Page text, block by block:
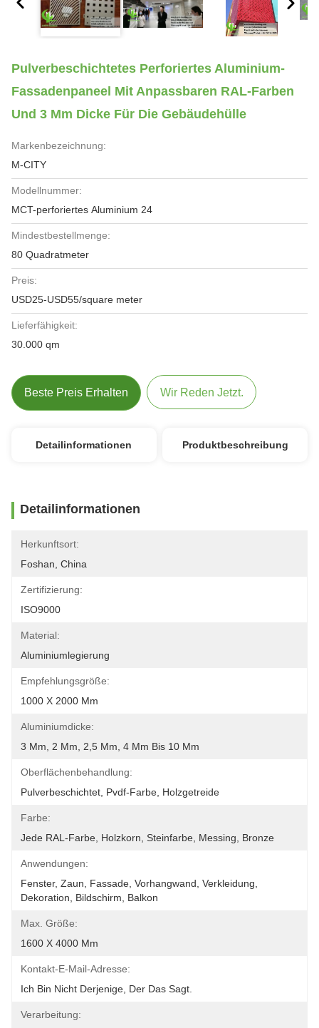
Pulverbeschichtetes Perforiertes Aluminium-
Fassadenpaneel Mit Anpassbaren RAL-Farben
Und 3 Mm Dicke Für Die Gebäudehülle
Markenbezeichnung:
M-CITY
Modellnummer:
MCT-perforiertes Aluminium 24
Mindestbestellmenge:
80 Quadratmeter
Preis:
USD25-USD55/square meter
Lieferfähigkeit:
30.000 qm
Beste Preis Erhalten Wir Reden Jetzt.
Detailinformationen Produktbeschreibung
Detailinformationen
Herkunftsort:
Foshan, China
Zertifizierung:
ISO9000
Material:
Aluminiumlegierung
Empfehlungsgröße:
1000 X 2000 Mm
Aluminiumdicke:
3 Mm, 2 Mm, 2,5 Mm, 4 Mm Bis 10 Mm
Oberflächenbehandlung:
Pulverbeschichtet, Pvdf-Farbe, Holzgetreide
Farbe:
Jede RAL-Farbe, Holzkorn, Steinfarbe, Messing, Bronze
Anwendungen:
Fenster, Zaun, Fassade, Vorhangwand, Verkleidung,
Dekoration, Bildschirm, Balkon
Max. Größe:
1600 X 4000 Mm
Kontakt-E-Mail-Adresse:
Ich Bin Nicht Derjenige, Der Das Sagt.
Verarbeitung: